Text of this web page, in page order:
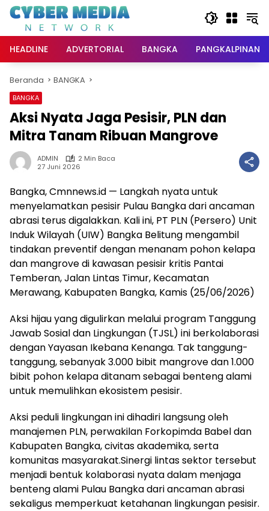
Langsung
konten
HEADLINE
ADVERTORIAL BANGKA PANGKALPINANG
Beranda BANGKA
BANGKA
Aksi Nyata Jaga Pesisir, PLN dan
Mitra Tanam Ribuan Mangrove
ADMIN
2 Min Baca
27 Juni 2026
Bangka, Cmnnews.id — Langkah nyata untuk
menyelamatkan pesisir Pulau Bangka dari ancaman
abrasi terus digalakkan. Kali ini, PT PLN (Persero) Unit
Induk Wilayah (UIW) Bangka Belitung mengambil
tindakan preventif dengan menanam pohon kelapa
dan mangrove di kawasan pesisir kritis Pantai
Temberan, Jalan Lintas Timur, Kecamatan
Merawang, Kabupaten Bangka, Kamis (25/06/2026)
Aksi hijau yang digulirkan melalui program Tanggung
Jawab Sosial dan Lingkungan (TJSL) ini berkolaborasi
dengan Yayasan Ikebana Kenanga. Tak tanggung-
tanggung, sebanyak 3.000 bibit mangrove dan 1.000
bibit pohon kelapa ditanam sebagai benteng alami
untuk memulihkan ekosistem pesisir.
Aksi peduli lingkungan ini dihadiri langsung oleh
manajemen PLN, perwakilan Forkopimda Babel dan
Kabupaten Bangka, civitas akademika, serta
komunitas masyarakat.Sinergi lintas sektor tersebut
menjadi bentuk kolaborasi nyata dalam menjaga
benteng alami Pulau Bangka dari ancaman abrasi
sekaligus memperkuat ketahanan lingkungan pesisir.